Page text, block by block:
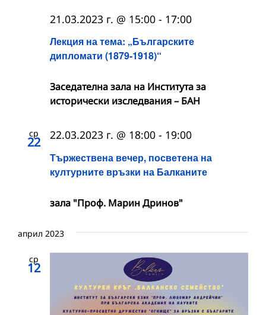
Лекция на тема: „Българските
дипломати (1879-1918)“
21.03.2023 г. @ 15:00 - 17:00
Заседателна зала на Института за
исторически изследвания – БАН
ср
22
Тържествена вечер, посветена на
културните връзки на Балканите
22.03.2023 г. @ 18:00 - 19:00
зала "Проф. Марин Дринов"
април 2023
ср
12